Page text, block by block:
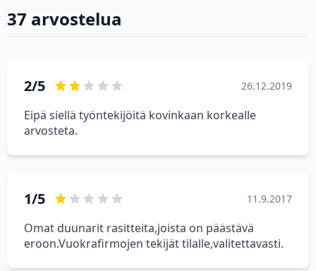
37 arvostelua
2/5 26.12.2019
Eipä siellä työntekijöitä kovinkaan korkealle
arvosteta.
1/5 11.9.2017
Omat duunarit rasitteita,joista on päästävä
eroon.Vuokrafirmojen tekijät tilalle,valitettavasti.